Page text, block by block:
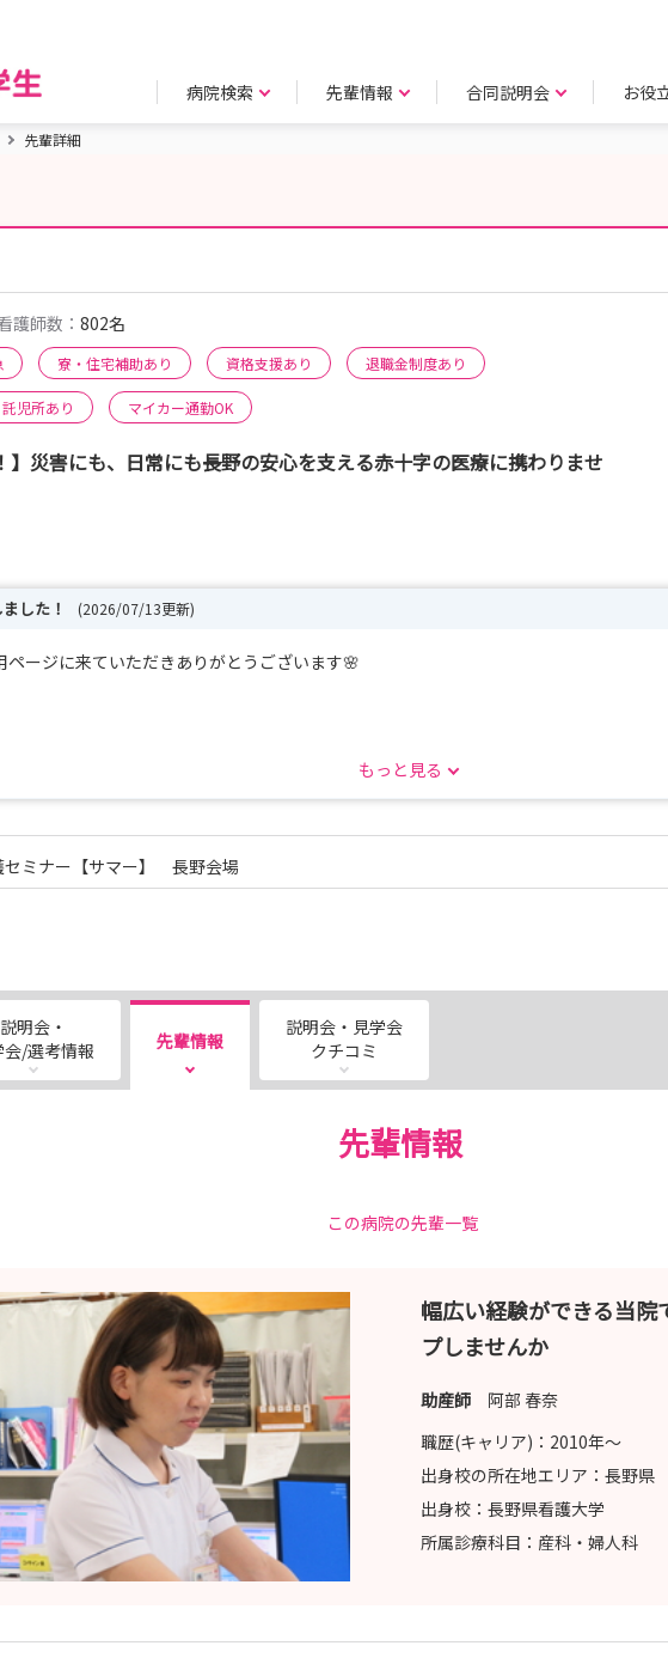
病院検索 先輩情報 合同説明会 お役
先輩詳細
護師数： 802名
寮・住宅補助あり 資格支援あり 退職金制度あり
託児所あり マイカー通勤OK
】災害にも、日常にも――長野の安心を支える赤十字の医療に携わりませ
した！ (2026/07/13更新)
ージに来ていただきありがとうございます🌸
月２２日（水）
２０日（木）
け付けております！
で開催いたします。
学会」をご覧ください！
くためにも、皆様のエントリーをお待ちしております！～
もっと見る
ミナー【サマー】 長野会場
説明会・
会/選考情報
先輩情報
説明会・見学会
クチコミ
先輩情報
この病院の先輩一覧
幅広い経験ができる当
プしませんか
助産師 阿部 春奈
職歴(キャリア)： 2010年〜
出身校の所在地エリア： 長野県
出身校： 長野県看護大学
所属診療科目： 産科・婦人科